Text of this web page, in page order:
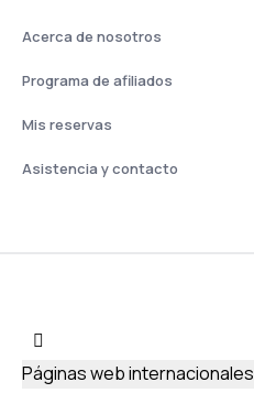
Acerca de nosotros
Programa de afiliados
Mis reservas
Asistencia y contacto
Páginas web internacionales